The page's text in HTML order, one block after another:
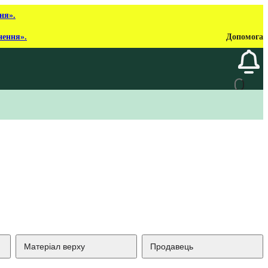
Допомога
Матеріал верху Продавець